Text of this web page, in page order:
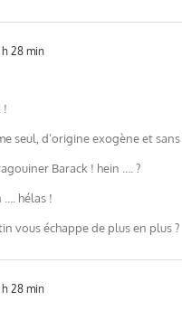
28 min
!
seul, d’origine exogène et
Barack ! hein …. ?
…. hélas !
vous échappe de plus en plus ?
28 min